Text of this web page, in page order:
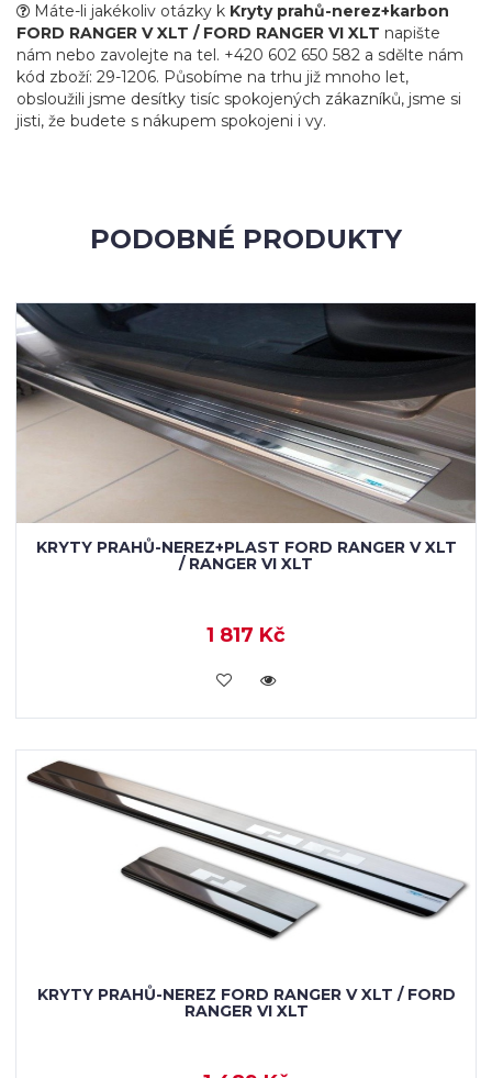
Máte-li jakékoliv otázky k Kryty prahů-nerez+karbon
FORD RANGER V XLT / FORD RANGER VI XLT napište
nám nebo zavolejte na tel. +420 602 650 582 a sdělte nám
kód zboží: 29-1206. Působíme na trhu již mnoho let,
obsloužili jsme desítky tisíc spokojených zákazníků, jsme si
jisti, že budete s nákupem spokojeni i vy.
PODOBNÉ PRODUKTY
KRYTY PRAHŮ-NEREZ+PLAST FORD RANGER V XLT
/ RANGER VI XLT
1 817 Kč
KOUPIT
KRYTY PRAHŮ-NEREZ FORD RANGER V XLT / FORD
RANGER VI XLT